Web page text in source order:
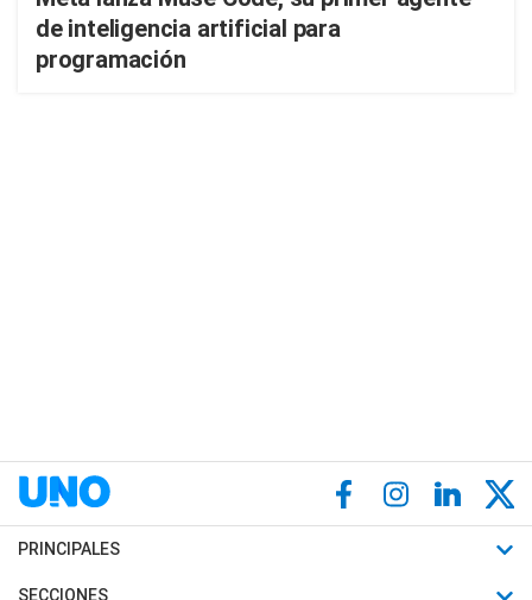
de inteligencia artificial para
programación
PRINCIPALES
Últimas Noticias
SECCIONES